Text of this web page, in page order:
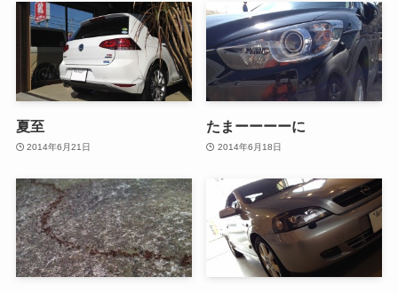
夏至
2014年6月21日
たまーーーーに
2014年6月18日